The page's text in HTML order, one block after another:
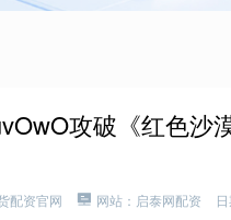
攻破《红色沙
配资官网 网站：启泰网配资